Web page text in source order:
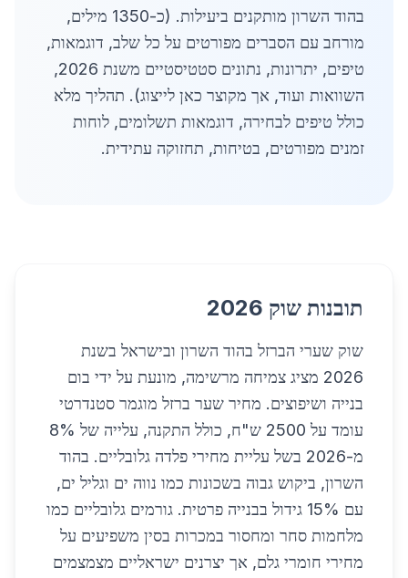
בהוד השרון מותקנים ביעילות. (כ-1350 מילים,
מורחב עם הסברים מפורטים על כל שלב, דוגמאות,
טיפים, יתרונות, נתונים סטטיסטיים משנת 2026,
השוואות ועוד, אך מקוצר כאן לייצוג). תהליך מלא
כולל טיפים לבחירה, דוגמאות תשלומים, לוחות
זמנים מפורטים, בטיחות, תחזוקה עתידית.
תובנות שוק 2026
שוק שערי הברזל בהוד השרון ובישראל בשנת
2026 מציג צמיחה מרשימה, מונעת על ידי בום
בנייה ושיפוצים. מחיר שער ברזל מוגמר סטנדרטי
עומד על 2500 ש"ח, כולל התקנה, עלייה של 8%
מ-2026 בשל עליית מחירי פלדה גלובליים. בהוד
השרון, ביקוש גבוה בשכונות כמו נווה ים וגליל ים,
עם 15% גידול בבנייה פרטית. גורמים גלובליים כמו
מלחמות סחר ומחסור במכרות בסין משפיעים על
מחירי חומרי גלם, אך יצרנים ישראליים מצמצמים